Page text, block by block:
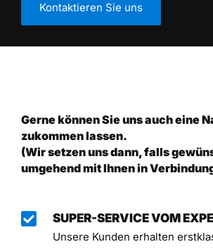
Kontaktieren Sie uns
Gerne können Sie uns auch eine
zukommen lassen.
(Wir setzen uns dann, falls
umgehend mit Ihnen in
SUPER-SERVICE VOM
Unsere Kunden erhalten